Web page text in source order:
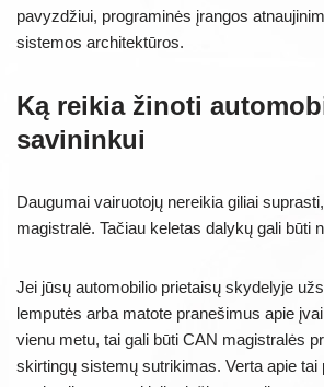
pavyzdžiui, programinės įrangos
sistemos architektūros.
Ką reikia žinoti
savininkui
Daugumai vairuotojų nereikia giliai
magistralė. Tačiau keletas dalykų gali būti
Jei jūsų automobilio prietaisų skydelyje
lemputės arba matote pranešimus apie
vienu metu, tai gali būti CAN magistralės
skirtingų sistemų sutrikimas. Verta apie tai